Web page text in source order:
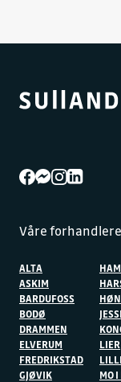
Våre
ALTA
ASKIM
BARDUFOSS
BODØ
DRAMMEN
ELVERUM
FREDRIKSTAD
GJØVIK
LIER
MO